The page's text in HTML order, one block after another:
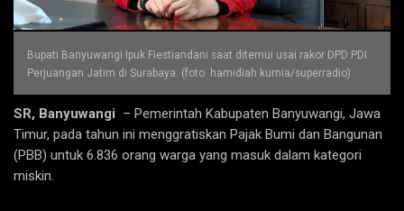
Bupati Banyuwangi Ipuk Fiestiandani saat ditemui usai rakor DPD PDI
Perjuangan Jatim di Surabaya. (foto: hamidiah kurnia/superradio)
SR, Banyuwangi – Pemerintah Kabupaten Banyuwangi, Jawa
Timur, pada tahun ini menggratiskan Pajak Bumi dan Bangunan
(PBB) untuk 6.836 orang warga yang masuk dalam kategori
miskin.